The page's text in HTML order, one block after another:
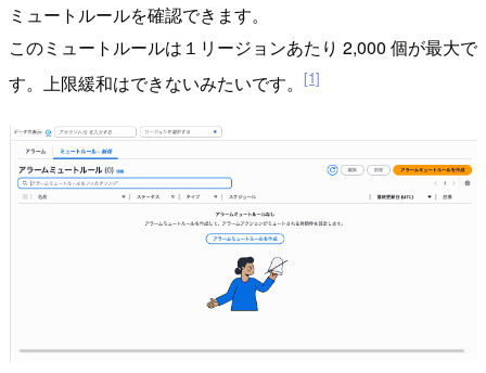
ミュートルールを確認できます。
このミュートルールは１リージョンあたり 2,000 個が最大で
す。上限緩和はできないみたいです。
[1]